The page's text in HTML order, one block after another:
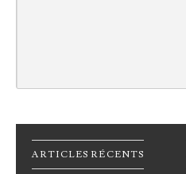
ARTICLES RÉCENTS